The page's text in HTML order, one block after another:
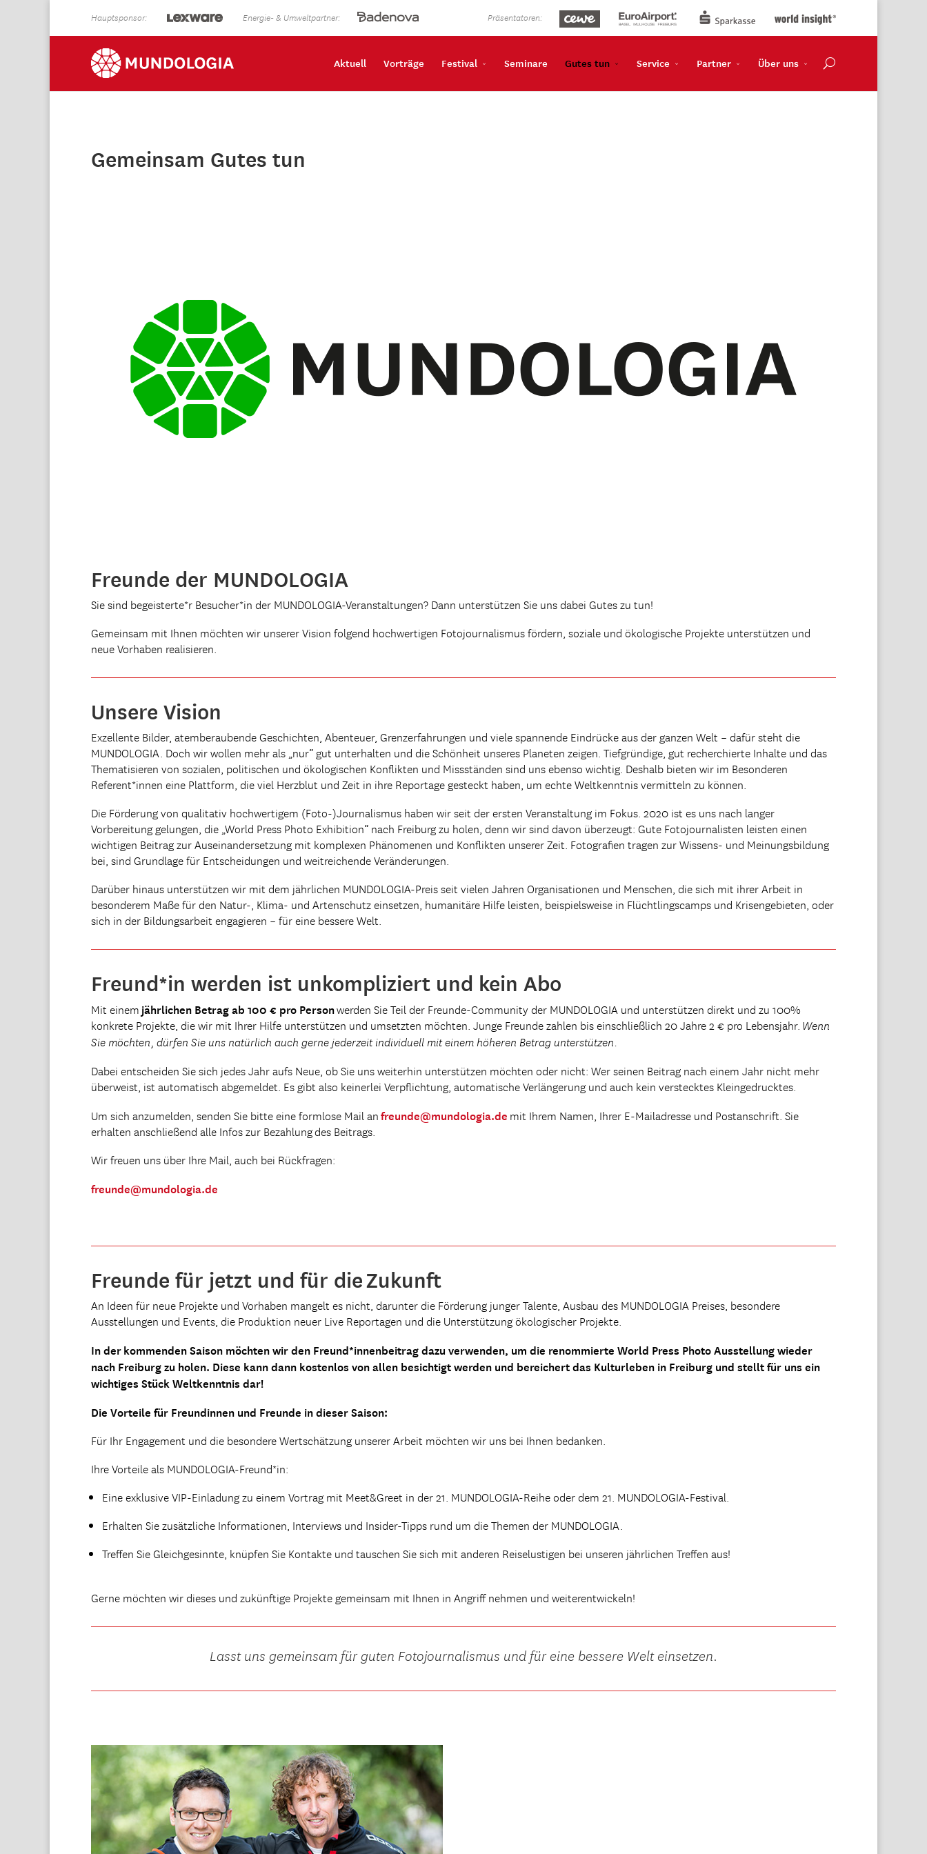
Hauptsponsor: Energie- & Umweltpartner: Präsentatoren:
Aktuell Vorträge Festival Seminare Gutes tun Service Partner Über uns
Gemeinsam Gutes tun
Freunde der MUNDOLOGIA
Sie sind begeisterte*r Besucher*in der MUNDOLOGIA-Veranstaltungen? Dann unterstützen Sie uns dabei Gutes zu tun!
Gemeinsam mit Ihnen möchten wir unserer Vision folgend hochwertigen Fotojournalismus fördern, soziale und ökologische Projekte unterstützen und
neue Vorhaben realisieren.
Unsere Vision
Exzellente Bilder, atemberaubende Geschichten, Abenteuer, Grenzerfahrungen und viele spannende Eindrücke aus der ganzen Welt – dafür steht die
MUNDOLOGIA. Doch wir wollen mehr als „nur“ gut unterhalten und die Schönheit unseres Planeten zeigen. Tiefgründige, gut recherchierte Inhalte und das
Thematisieren von sozialen, politischen und ökologischen Konflikten und Missständen sind uns ebenso wichtig. Deshalb bieten wir im Besonderen
Referent*innen eine Plattform, die viel Herzblut und Zeit in ihre Reportage gesteckt haben, um echte Weltkenntnis vermitteln zu können.
Die Förderung von qualitativ hochwertigem (Foto-)Journalismus haben wir seit der ersten Veranstaltung im Fokus. 2020 ist es uns nach langer
Vorbereitung gelungen, die „World Press Photo Exhibition“ nach Freiburg zu holen, denn wir sind davon überzeugt: Gute Fotojournalisten leisten einen
wichtigen Beitrag zur Auseinandersetzung mit komplexen Phänomenen und Konflikten unserer Zeit. Fotografien tragen zur Wissens- und Meinungsbildung
bei, sind Grundlage für Entscheidungen und weitreichende Veränderungen.
Darüber hinaus unterstützen wir mit dem jährlichen MUNDOLOGIA-Preis seit vielen Jahren Organisationen und Menschen, die sich mit ihrer Arbeit in
besonderem Maße für den Natur-, Klima- und Artenschutz einsetzen, humanitäre Hilfe leisten, beispielsweise in Flüchtlingscamps und Krisengebieten, oder
sich in der Bildungsarbeit engagieren – für eine bessere Welt.
Freund*in werden ist unkompliziert und kein Abo
Mit einem jährlichen Betrag ab 100 € pro Personwerden Sie Teil der Freunde-Community der MUNDOLOGIA und unterstützen direkt und zu 100%
konkrete Projekte, die wir mit Ihrer Hilfe unterstützen und umsetzten möchten. Junge Freunde zahlen bis einschließlich 20 Jahre 2 € pro Lebensjahr. Wenn
Sie möchten, dürfen Sie uns natürlich auch gerne jederzeit individuell mit einem höheren Betrag unterstützen.
Dabei entscheiden Sie sich jedes Jahr aufs Neue, ob Sie uns weiterhin unterstützen möchten oder nicht: Wer seinen Beitrag nach einem Jahr nicht mehr
überweist, ist automatisch abgemeldet. Es gibt also keinerlei Verpflichtung, automatische Verlängerung und auch kein verstecktes Kleingedrucktes.
Um sich anzumelden, senden Sie bitte eine formlose Mail anfreunde@mundologia.de mit Ihrem Namen, Ihrer E-Mailadresse und Postanschrift. Sie
erhalten anschließend alle Infos zur Bezahlung des Beitrags.
Wir freuen uns über Ihre Mail, auch bei Rückfragen:
freunde@mundologia.de
Freunde für jetzt und für die Zukunft
An Ideen für neue Projekte und Vorhaben mangelt es nicht, darunter die Förderung junger Talente, Ausbau des MUNDOLOGIA Preises, besondere
Ausstellungen und Events, die Produktion neuer Live Reportagen und die Unterstützung ökologischer Projekte.
In derkommenden Saison möchten wir den Freund*innenbeitrag dazu verwenden, um die renommierte World Press Photo Ausstellung wieder
nach Freiburg zu holen. Diese kann dann kostenlos von allen besichtigt werden und bereichert das Kulturleben in Freiburg und stellt für uns ein
wichtiges Stück Weltkenntnis dar!
Die Vorteile für Freundinnen und Freunde in dieser Saison:
Für Ihr Engagement und die besondere Wertschätzung unserer Arbeit möchten wir uns bei Ihnen bedanken.
Ihre Vorteile als MUNDOLOGIA-Freund*in:
Eine exklusive VIP-Einladung zu einem Vortrag mit Meet&Greet in der 21. MUNDOLOGIA-Reihe oder dem 21. MUNDOLOGIA-Festival.
Erhalten Sie zusätzliche Informationen, Interviews und Insider-Tipps rund um die Themen der MUNDOLOGIA.
Treffen Sie Gleichgesinnte, knüpfen Sie Kontakte und tauschen Sie sich mit anderen Reiselustigen bei unseren jährlichen Treffen aus!
Gerne möchten wir dieses und zukünftige Projekte gemeinsam mit Ihnen in Angriff nehmen und weiterentwickeln!
Lasst uns gemeinsam für guten Fotojournalismus und für eine bessere Welt einsetzen.